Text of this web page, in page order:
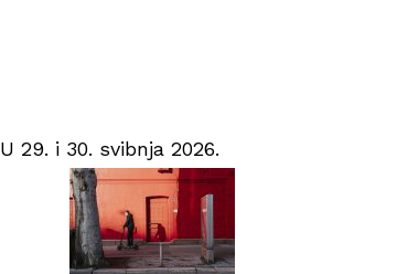
29. i 30. svibnja 2026.